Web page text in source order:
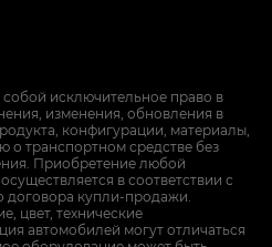
исключительное право в
изменения, обновления в
конфигурации, материалы,
о транспортном средстве без
Приобретение любой
в соответствии с
договора купли-продажи.
цвет, технические
автомобилей могут отличаться